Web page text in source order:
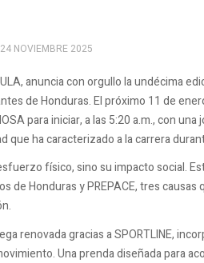
24 NOVIEMBRE 2025
anuncia con orgullo la undécima
de Honduras. El próximo 11 de
para iniciar, a las 5:20 a.m., con una
que ha caracterizado a la carrera
físico, sino su impacto social.
de Honduras y PREPACE, tres
renovada gracias a SPORTLINE,
Una prenda diseñada para